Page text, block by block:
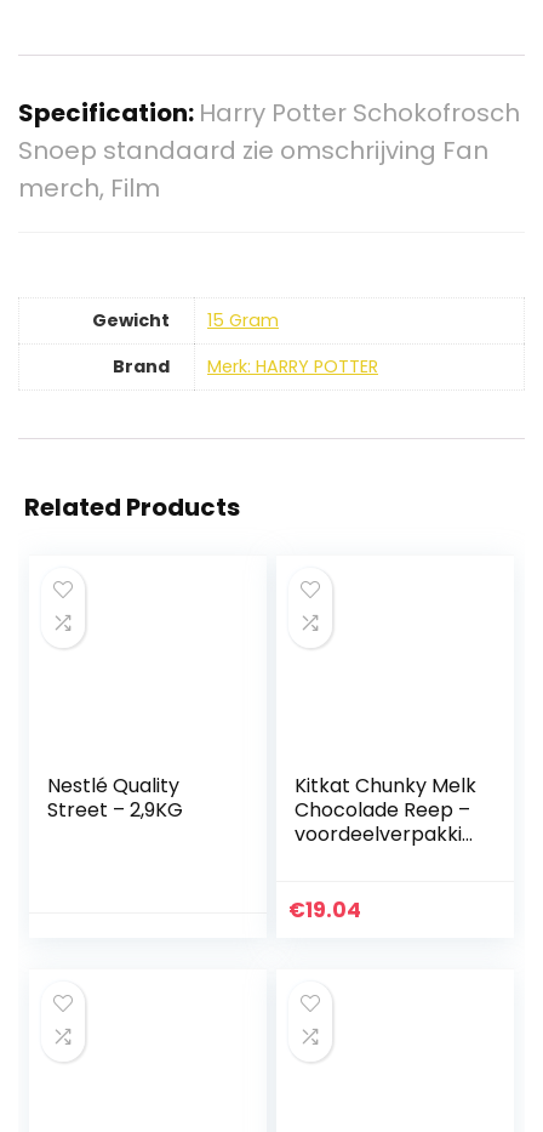
Specification: Harry Potter Schokofrosch
Snoep standaard zie omschrijving Fan
merch, Film
Gewicht
‎15 Gram
Brand
Merk: HARRY POTTER
Related Products
Nestlé Quality
Street – 2,9KG
Kitkat Chunky Melk
Chocolade Reep –
voordeelverpakkin
€19.04